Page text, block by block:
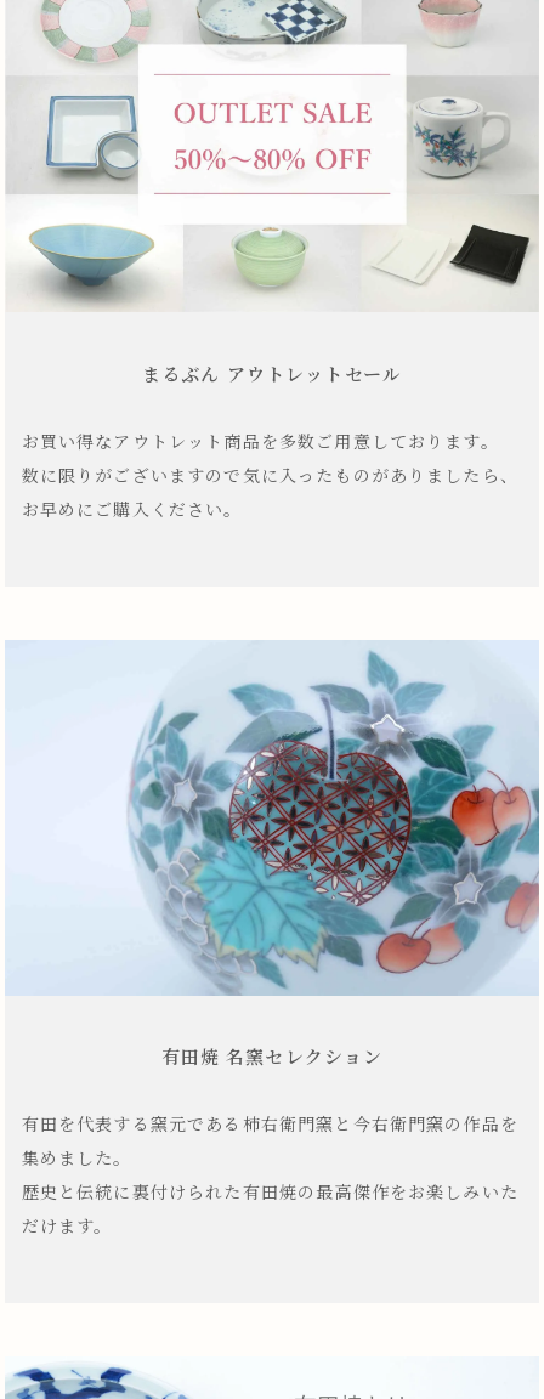
まるぶん アウトレットセール
お買い得なアウトレット商品を多数ご用意しております。
数に限りがございますので気に入ったものがありましたら、
お早めにご購入ください。
有田焼 名窯セレクション
有田を代表する窯元である柿右衛門窯と今右衛門窯の作品を
集めました。
歴史と伝統に裏付けられた有田焼の最高傑作をお楽しみいた
だけます。